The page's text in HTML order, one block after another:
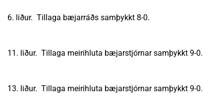
6. liður. Tillaga bæjarráðs samþykkt 8-0.
11. liður. Tillaga meirihluta bæjarstjórnar samþykkt 9-0.
13. liður. Tillaga meirihluta bæjarstjórnar samþykkt 9-0.